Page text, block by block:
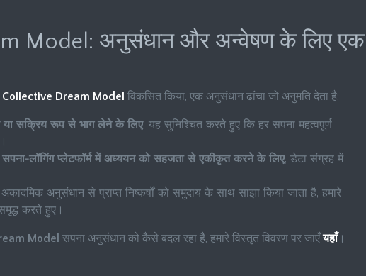
Model: अनुसंधान और अन्वेषण के लिए एक
Collective Dream Model विकसित किया, एक अनुसंधान ढांचा जो अनुमति देता है:
या सक्रिय रूप से भाग लेने के लिए, यह सुनिश्चित करते हुए कि हर सपना महत्वपूर्ण
सपना-लॉगिंग प्लेटफॉर्म में अध्ययन को सहजता से एकीकृत करने के लिए, डेटा संग्रह में
अनुसंधान से प्राप्त निष्कर्षों को समुदाय के साथ साझा किया जाता है, हमारे
करते हुए।
Model सपना अनुसंधान को कैसे बदल रहा है, हमारे विस्तृत विवरण पर जाएँयहाँ।